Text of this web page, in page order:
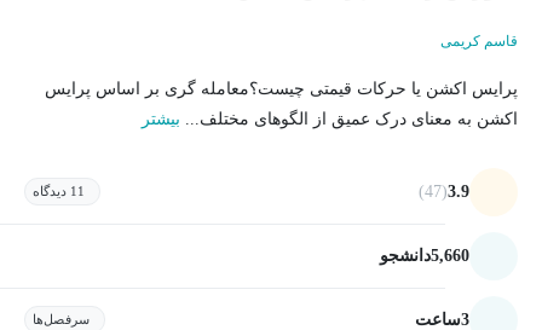
قاسم کریمی
پرایس اکشن یا حرکات قیمتی چیست؟معامله گری بر اساس پرایس
اکشن به معنای درک عمیق از الگوهای مختلف... بیشتر
3.9
(47) 11 دیدگاه
5,660دانشجو
3ساعت سرفصل‌ها